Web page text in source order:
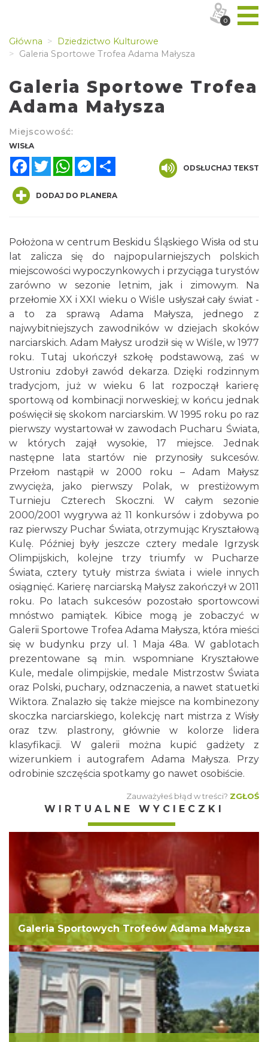
Główna
Dziedzictwo Kulturowe
Galeria Sportowe Trofea Adama Małysza
Galeria Sportowe Trofea
Adama Małysza
Miejscowość:
WISŁA
FacebookTwitterWhatsAppMessenger
ODSŁUCHAJ TEKST
DODAJ DO PLANERA
Położona w centrum Beskidu Śląskiego Wisła od stu
lat zalicza się do najpopularniejszych polskich
miejscowości wypoczynkowych i przyciąga turystów
zarówno w sezonie letnim, jak i zimowym. Na
przełomie XX i XXI wieku o Wiśle usłyszał cały świat -
a to za sprawą Adama Małysza, jednego z
najwybitniejszych zawodników w dziejach skoków
narciarskich. Adam Małysz urodził się w Wiśle, w 1977
roku. Tutaj ukończył szkołę podstawową, zaś w
Ustroniu zdobył zawód dekarza. Dzięki rodzinnym
tradycjom, już w wieku 6 lat rozpoczął karierę
sportową od kombinacji norweskiej; w końcu jednak
poświęcił się skokom narciarskim. W 1995 roku po raz
pierwszy wystartował w zawodach Pucharu Świata,
w których zajął wysokie, 17 miejsce. Jednak
następne lata startów nie przynosiły sukcesów.
Przełom nastąpił w 2000 roku – Adam Małysz
zwycięża, jako pierwszy Polak, w prestiżowym
Turnieju Czterech Skoczni. W całym sezonie
2000/2001 wygrywa aż 11 konkursów i zdobywa po
raz pierwszy Puchar Świata, otrzymując Kryształową
Kulę. Później były jeszcze cztery medale Igrzysk
Olimpijskich, kolejne trzy triumfy w Pucharze
Świata, cztery tytuły mistrza świata i wiele innych
osiągnięć. Karierę narciarską Małysz zakończył w 2011
roku. Po latach sukcesów pozostało sportowcowi
mnóstwo pamiątek. Kibice mogą je zobaczyć w
Galerii Sportowe Trofea Adama Małysza, która mieści
się w budynku przy ul. 1 Maja 48a. W gablotach
prezentowane są m.in. wspomniane Kryształowe
Kule, medale olimpijskie, medale Mistrzostw Świata
oraz Polski, puchary, odznaczenia, a nawet statuetki
Wiktora. Znalazło się także miejsce na kombinezony
skoczka narciarskiego, kolekcję nart mistrza z Wisły
oraz tzw. plastrony, głównie w kolorze lidera
klasyfikacji. W galerii można kupić gadżety z
wizerunkiem i autografem Adama Małysza. Przy
odrobinie szczęścia spotkamy go nawet osobiście.
Zauważyłeś błąd w treści? ZGŁOŚ
WIRTUALNE WYCIECZKI
Galeria Sportowych Trofeów Adama Małysza
0